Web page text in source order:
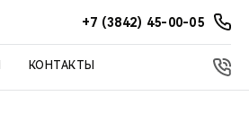
+7 (3842) 45-00-05
КОНТАКТЫ